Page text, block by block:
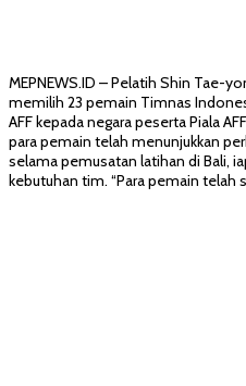
MEPNEWS.ID – Pelatih Shin Tae-
memilih 23 pemain Timnas
AFF kepada negara peserta Piala
para pemain telah menunjukkan
selama pemusatan latihan di Bali,
kebutuhan tim. “Para pemain telah